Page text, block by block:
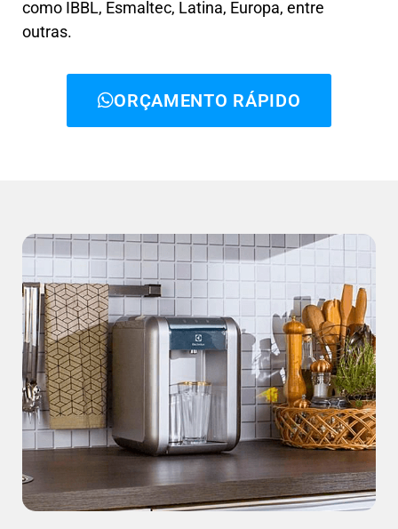
como IBBL, Esmaltec, Latina, Europa, entre
outras.
ORÇAMENTO RÁPIDO